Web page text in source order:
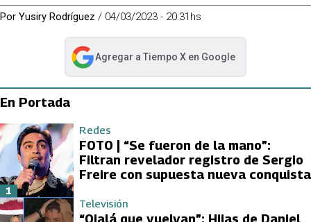
Por Yusiry Rodríguez / 04/03/2023 - 20:31hs
Agregar a Tiempo Xen Google
abre en nueva pestaña
En Portada
Redes
FOTO | “Se fueron de la mano”:
Filtran revelador registro de Sergio
Freire con supuesta nueva conquista
1
Televisión
“Ojalá que vuelvan”: Hijas de Daniel